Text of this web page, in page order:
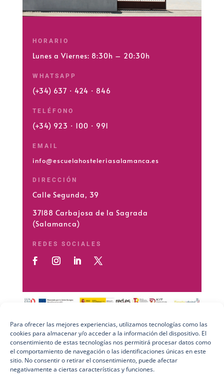
Para ofrecer las mejores experiencias, utilizamos tecnologías como las
cookies para almacenar y/o acceder a la información del dispositivo. El
consentimiento de estas tecnologías nos permitirá procesar datos como
el comportamiento de navegación o las identificaciones únicas en este
sitio. No consentir o retirar el consentimiento, puede afectar
negativamente a ciertas características y funciones.
HORARIO
Lunes a Viernes: 8:30h – 20:30h
WHATSAPP
(+34) 637 · 424 · 846
TELÉFONO
(+34) 923 · 100 · 991
EMAIL
info@escuelahosteleriasalamanca.es
DIRECCIÓN
Calle Segunda, 39
37188 Carbajosa de la Sagrada
(Salamanca)
REDES SOCIALES
Preguntas Frecuentes (FAQs)
Aviso Legal
Política de Privacidad